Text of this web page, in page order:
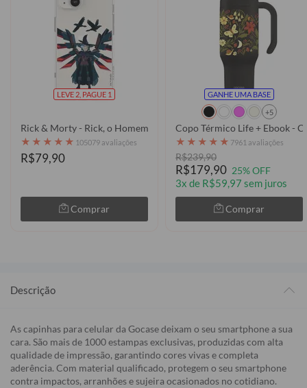
LEVE 2, PAGUE 1
Rick & Morty - Rick, o Homem Corvo
★ ★ ★ ★ ★ 105079 avaliações
R$79,90
Comprar
GANHE UMA BASE
+5
Copo Térmico Life + Ebook -
★ ★ ★ ★ ★ 7961 avaliações
R$239,90
R$179,90 25% OFF
3x de R$59,97 sem juros
Comprar
Descrição
As capinhas para celular da Gocase deixam o seu smartphone a sua
cara. São mais de 1000 estampas exclusivas, produzidas com alta
qualidade de impressão, garantindo cores vivas e completa
aderência. Com material qualificado, protegem o seu smartphone
contra impactos, arranhões e sujeira ocasionados no cotidiano.